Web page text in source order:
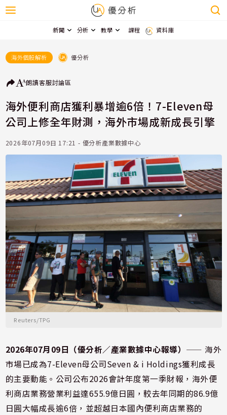
新聞 分析 教學 課程 資料庫
海外個股解析 優分析
朗讀客服討論區
海外便利商店獲利暴增逾6倍！7-Eleven母
公司上修全年財測，海外市場成新成長引擎
2026年07月09日 17:21 - 優分析產業數據中心
Reuters/TPG
2026年07月09日（優分析／產業數據中心報導） ⸺ 海外
市場已成為7-Eleven母公司Seven & i Holdings獲利成長
的主要動能。公司公布2026會計年度第一季財報，海外便
利商店業務營業利益達655.9億日圓，較去年同期的86.9億
日圓大幅成長逾6倍，並超越日本國內便利商店業務的